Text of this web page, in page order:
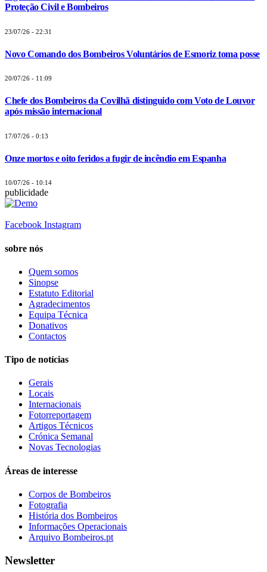
Proteção Civil e Bombeiros
23/07/26 - 22:31
Novo Comando dos Bombeiros Voluntários de Esmoriz toma posse
20/07/26 - 11:09
Chefe dos Bombeiros da Covilhã distinguido com Voto de Louvor
após missão internacional
17/07/26 - 0:13
Onze mortos e oito feridos a fugir de incêndio em Espanha
10/07/26 - 10:14
publicidade
Facebook Instagram
sobre nós
Quem somos
Sinopse
Estatuto Editorial
Agradecimentos
Equipa Técnica
Donativos
Contactos
Tipo de notícias
Gerais
Locais
Internacionais
Fotorreportagem
Artigos Técnicos
Crónica Semanal
Novas Tecnologias
Áreas de interesse
Corpos de Bombeiros
Fotografia
História dos Bombeiros
Informações Operacionais
Arquivo Bombeiros.pt
Newsletter